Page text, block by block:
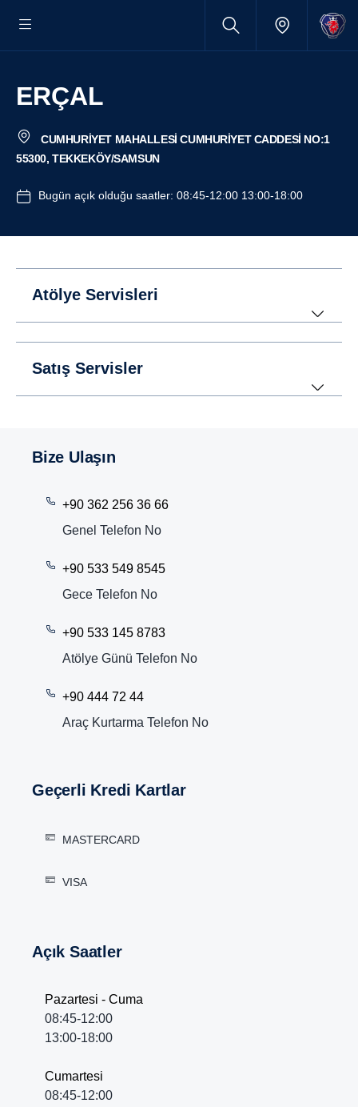
ERÇAL
CUMHURİYET MAHALLESİ CUMHURİYET CADDESİ NO:1
55300, TEKKEKÖY/SAMSUN
Bugün açık olduğu saatler: 08:45-12:00 13:00-18:00
Atölye Servisleri
Satış Servisler
Bize Ulaşın
+90 362 256 36 66
Genel Telefon No
+90 533 549 8545
Gece Telefon No
+90 533 145 8783
Atölye Günü Telefon No
+90 444 72 44
Araç Kurtarma Telefon No
Geçerli Kredi Kartlar
MASTERCARD
VISA
Açık Saatler
Pazartesi - Cuma
08:45-12:00
13:00-18:00
Cumartesi
08:45-12:00